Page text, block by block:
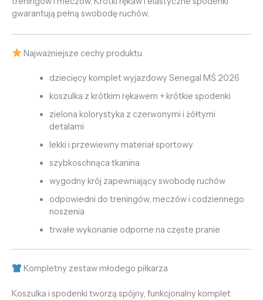
gwarantują pełną swobodę ruchów.
Najważniejsze cechy produktu
dziecięcy komplet wyjazdowy Senegal MŚ 2026
koszulka z krótkim rękawem + krótkie spodenki
zielona kolorystyka z czerwonymi i żółtymi
detalami
lekki i przewiewny materiał sportowy
szybkoschnąca tkanina
wygodny krój zapewniający swobodę ruchów
odpowiedni do treningów, meczów i codziennego
noszenia
trwałe wykonanie odporne na częste pranie
Kompletny zestaw młodego piłkarza
Koszulka i spodenki tworzą spójny, funkcjonalny komplet